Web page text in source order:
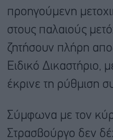
προηγούμενη
στους παλαιούς
ζητήσουν πλήρη
Ειδικό Δικαστήριο,
έκρινε τη ρύθμιση
Σύμφωνα με τον
Στρασβούργο δεν